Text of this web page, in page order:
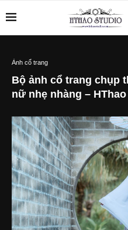
Ảnh cổ trang
Bộ ảnh cổ trang chụp
nữ nhẹ nhàng –